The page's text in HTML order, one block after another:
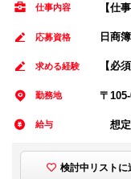
仕事内容 【仕
応募資格 日商
求める経験 【必
勤務地 〒
給与 想定
検討中リストに